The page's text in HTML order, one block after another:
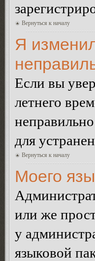
Вернуться к началу
Я
Если вы
летнего
для
Вернуться к началу
Моего
или же
у
языковой